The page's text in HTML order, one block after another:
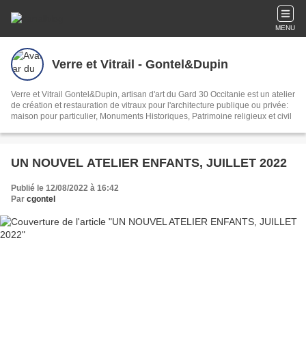
MENU
Verre et Vitrail - Gontel&Dupin
Verre et Vitrail Gontel&Dupin, artisan d'art du Gard 30 Occitanie est un atelier
de création et restauration de vitraux pour l'architecture publique ou privée:
maison pour particulier, Monuments Historiques, Patrimoine religieux et civil
UN NOUVEL ATELIER ENFANTS, JUILLET 2022
Publié le 12/08/2022 à 16:42
Par cgontel